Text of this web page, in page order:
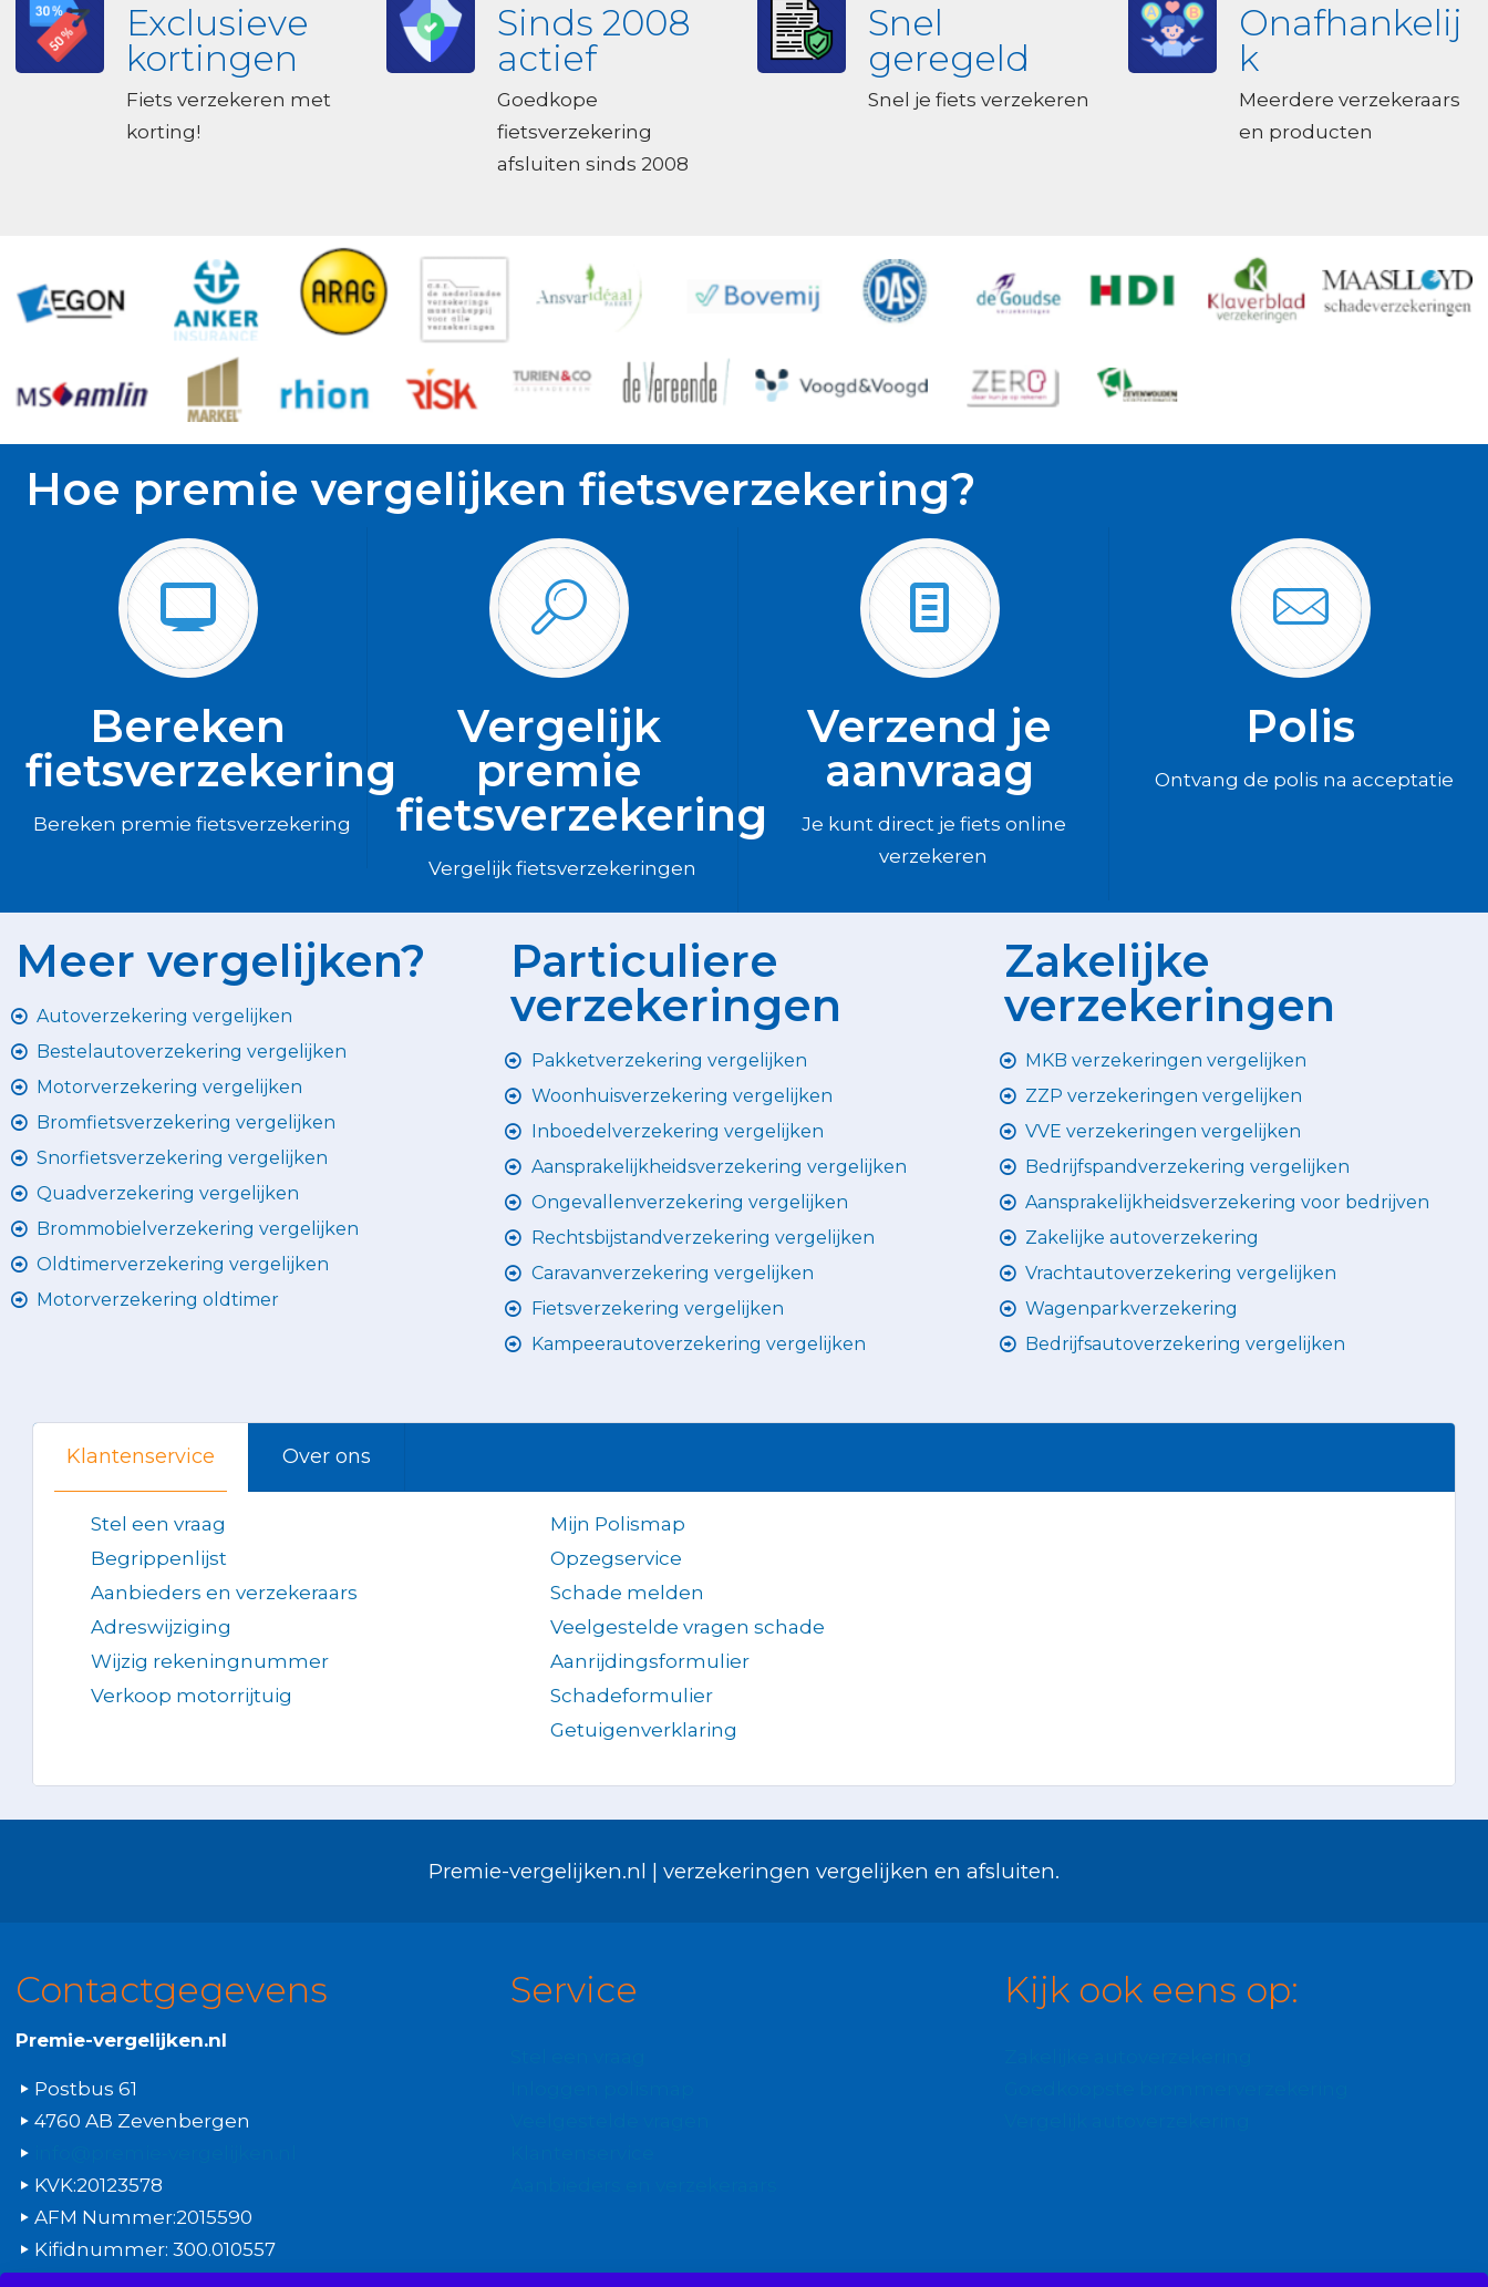
Exclusieve
kortingen
Fiets verzekeren met
korting!
Sinds 2008
actief
Goedkope
fietsverzekering
afsluiten sinds 2008
Snel
geregeld
Snel je fiets verzekeren
Onafhankelij
k
Meerdere verzekeraars
en producten
Hoe premie vergelijken fietsverzekering?
Bereken
fietsverzekering
Bereken premie fietsverzekering
Vergelijk
premie
fietsverzekering
Vergelijk fietsverzekeringen
Verzend je
aanvraag
Je kunt direct je fiets online
verzekeren
Polis
Ontvang de polis na acceptatie
Meer vergelijken?
Autoverzekering vergelijken
Bestelautoverzekering vergelijken
Motorverzekering vergelijken
Bromfietsverzekering vergelijken
Snorfietsverzekering vergelijken
Quadverzekering vergelijken
Brommobielverzekering vergelijken
Oldtimerverzekering vergelijken
Motorverzekering oldtimer
Particuliere
verzekeringen
Pakketverzekering vergelijken
Woonhuisverzekering vergelijken
Inboedelverzekering vergelijken
Aansprakelijkheidsverzekering vergelijken
Ongevallenverzekering vergelijken
Rechtsbijstandverzekering vergelijken
Caravanverzekering vergelijken
Fietsverzekering vergelijken
Kampeerautoverzekering vergelijken
Zakelijke
verzekeringen
MKB verzekeringen vergelijken
ZZP verzekeringen vergelijken
VVE verzekeringen vergelijken
Bedrijfspandverzekering vergelijken
Aansprakelijkheidsverzekering voor bedrijven
Zakelijke autoverzekering
Vrachtautoverzekering vergelijken
Wagenparkverzekering
Bedrijfsautoverzekering vergelijken
Klantenservice Over ons
Stel een vraag
Begrippenlijst
Aanbieders en verzekeraars
Adreswijziging
Wijzig rekeningnummer
Verkoop motorrijtuig
Mijn Polismap
Opzegservice
Schade melden
Veelgestelde vragen schade
Aanrijdingsformulier
Schadeformulier
Getuigenverklaring
Premie-vergelijken.nl | verzekeringen vergelijken en afsluiten.
Contactgegevens
Premie-vergelijken.nl
Postbus 61
4760 AB Zevenbergen
KVK:20123578
AFM Nummer:2015590
Kifidnummer: 300.010557
Service Kijk ook eens op: